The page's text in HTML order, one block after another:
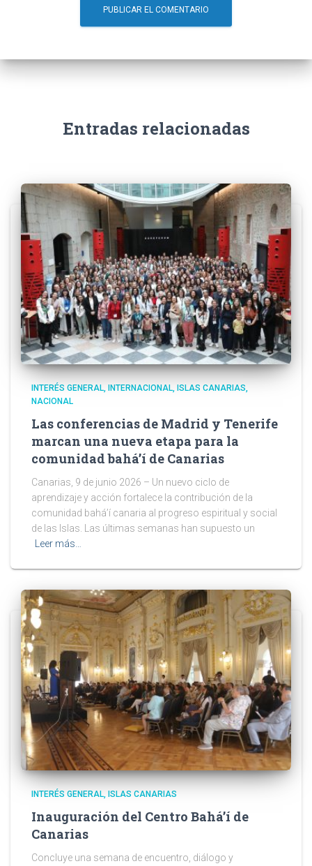
Entradas relacionadas
INTERÉS GENERAL INTERNACIONAL
ISLAS CANARIAS
NACIONAL
Las conferencias de Madrid y Tenerife
marcan una nueva etapa para la
comunidad bahá’í de Canarias
Canarias, 9 de junio 2026 – Un nuevo ciclo de
aprendizaje y acción fortalece la contribución de la
comunidad bahá’í canaria al progreso espiritual y social
de las Islas. Las últimas semanas han supuesto un
Leer más…
INTERÉS GENERAL ISLAS CANARIAS
Inauguración del Centro Bahá’í de
Canarias
Concluye una semana de encuentro, diálogo y